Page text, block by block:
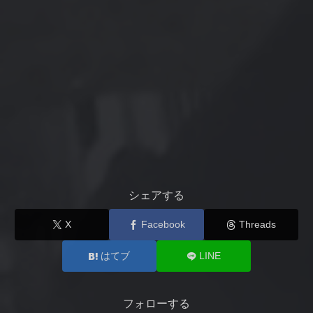
シェアする
X Facebook Threads
はてブ LINE
フォローする